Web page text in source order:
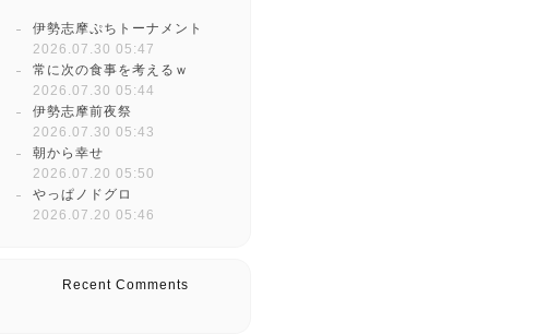
伊勢志摩ぷちトーナメント
2026.07.30 05:47
常に次の食事を考えるｗ
2026.07.30 05:44
伊勢志摩前夜祭
2026.07.30 05:43
朝から幸せ
2026.07.20 05:50
やっぱノドグロ
2026.07.20 05:46
Recent Comments